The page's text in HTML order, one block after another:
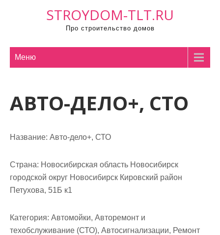
STROYDOM-TLT.RU
Про строительство домов
Меню
АВТО-ДЕЛО+, СТО
Название: Авто-дело+, СТО
Страна: Новосибирская область Новосибирск
городской округ Новосибирск Кировский район
Петухова, 51Б к1
Категория: Автомойки, Авторемонт и
техобслуживание (СТО), Автосигнализации, Ремонт